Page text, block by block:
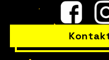
Ist in Ihrem
in